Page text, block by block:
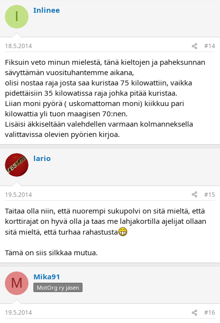
I Inlinee
18.5.2014 #14
Fiksuin veto minun mielestä, tänä kieltojen ja paheksunnan
sävyttämän vuosituhantemme aikana,
olisi nostaa raja josta saa kuristaa 75 kilowattiin, vaikka
pidettäisiin 35 kilowatissa raja johka pitää kuristaa.
Liian moni pyörä ( uskomattoman moni) kiikkuu pari
kilowattia yli tuon maagisen 70:nen.
Lisäisi äkkiseltään valehdellen varmaan kolmanneksella
valittavissa olevien pyörien kirjoa.
lario
19.5.2014 #15
Taitaa olla niin, että nuorempi sukupolvi on sitä mieltä, että
korttirajat on hyvä olla ja taas me lahjakortilla ajelijat ollaan
sitä mieltä, että turhaa rahastusta
Tämä on siis silkkaa mutua.
M Mika91
MotOrg ry jäsen
19.5.2014 #16